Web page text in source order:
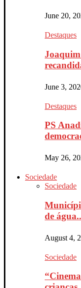
June 20,
Destaques
Joaquim
June 3,
Destaques
PS
May 26,
Sociedade
Sociedade
de
August 4,
Sociedade